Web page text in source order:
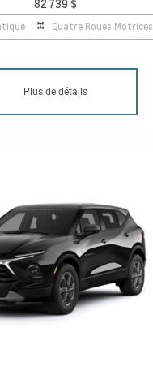
82 739 $
Quatre Roues Motrices
Plus de détails